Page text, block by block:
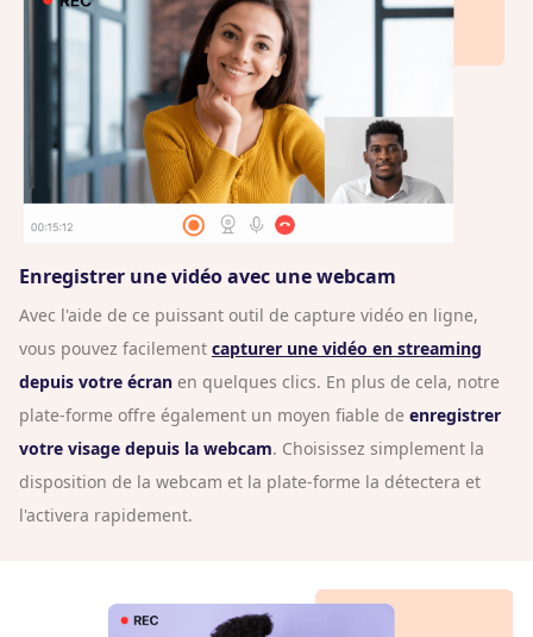
Enregistrer une vidéo avec une webcam
Avec l'aide de ce puissant outil de capture vidéo en ligne,
vous pouvez facilement capturer une vidéo en streaming
depuis votre écran en quelques clics. En plus de cela, notre
plate-forme offre également un moyen fiable de enregistrer
votre visage depuis la webcam. Choisissez simplement la
disposition de la webcam et la plate-forme la détectera et
l'activera rapidement.